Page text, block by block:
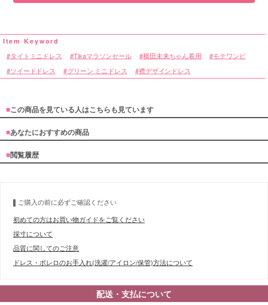
タイトミニドレス Tikaマラソンセール 横田未来ちゃん着用 モテワンピ
ツイードドレス グリーン ミニドレス 襟デザインドレス
■この商品を見ている人はこちらも見ています
■あなたにおすすめの商品
■閲覧履歴
ご購入の前に必ずご確認ください
初めての方はお買い物ガイドをご覧ください
採寸について
品質に関してのご注意
ドレス・ボレロのお手入れ(洗濯/アイロン/保管)方法について
配送・支払について